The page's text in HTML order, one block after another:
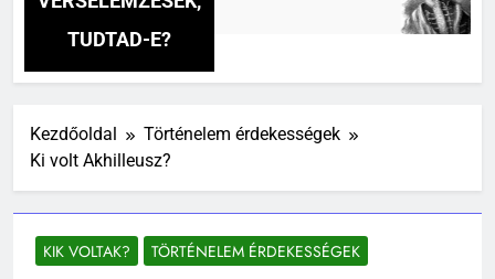
TUDTAD-E?
3 Nap Ezelőtt
Kezdőoldal
Történelem érdekességek
Ki volt Akhilleusz?
KIK VOLTAK? TÖRTÉNELEM ÉRDEKESSÉGEK